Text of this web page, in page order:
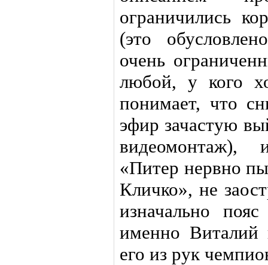
ограничились
(это
очень
любой, у кого
понимает, что
эфир зачастую
видеомонтаж),
«Питер нервно
Кличко», не
изначально
именно Виталий
его из рук